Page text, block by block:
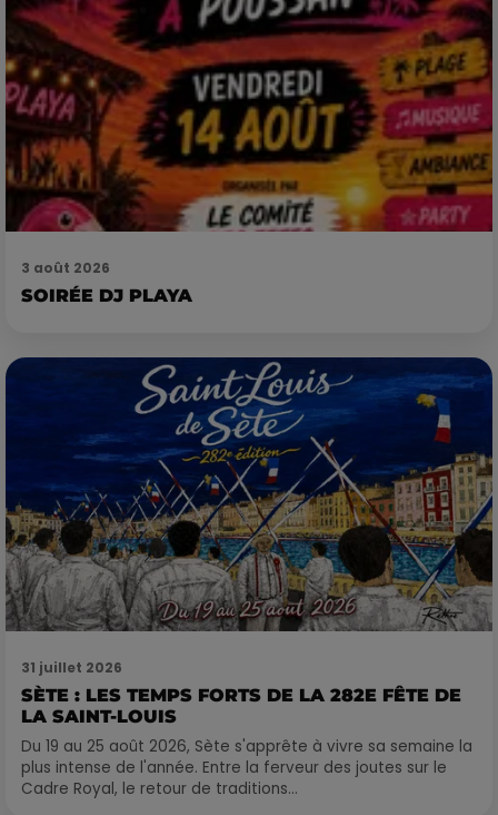
3 août 2026
SOIRÉE DJ PLAYA
31 juillet 2026
SÈTE : LES TEMPS FORTS DE LA 282E FÊTE DE
LA SAINT-LOUIS
Du 19 au 25 août 2026, Sète s'apprête à vivre sa semaine la
plus intense de l'année. Entre la ferveur des joutes sur le
Cadre Royal, le retour de traditions...